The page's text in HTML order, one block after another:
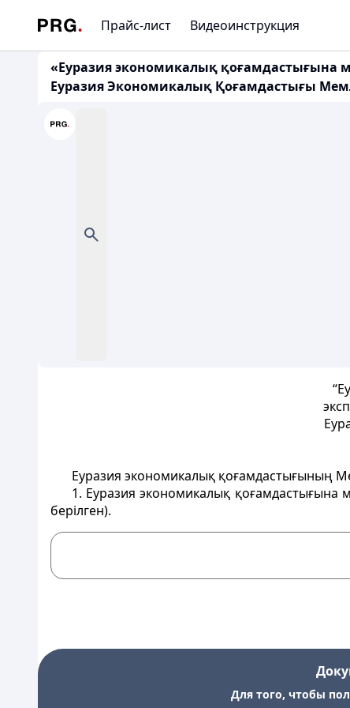
Прайс-лист Видеоинструкция
«Еуразия экономикалық қоғамдастығына
Еуразия Экономикалық Қоғамдастығы
Еуразия экономикалық қоғамдастығының
1. Еуразия экономикалық қоғамдастығына
берiлген).
Для того, чтобы